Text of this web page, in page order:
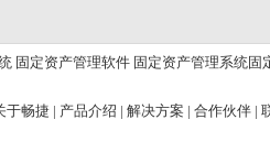
固定资产管理软件 固定资产管理系统固
于畅捷 | 产品介绍 | 解决方案 | 合作伙伴 |